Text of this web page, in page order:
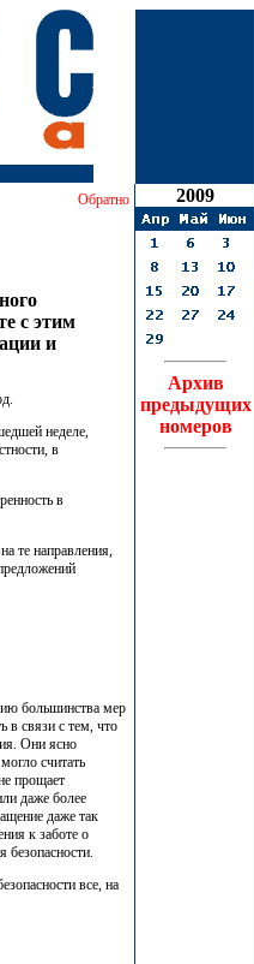
Обратно
с этим
и
неделе,
в
в
те направления,
большинства мер
в связи с тем, что
Они ясно
считать
прощает
даже более
даже так
к заботе о
безопасности.
все, на
2009
Архив
предыдущих
номеров